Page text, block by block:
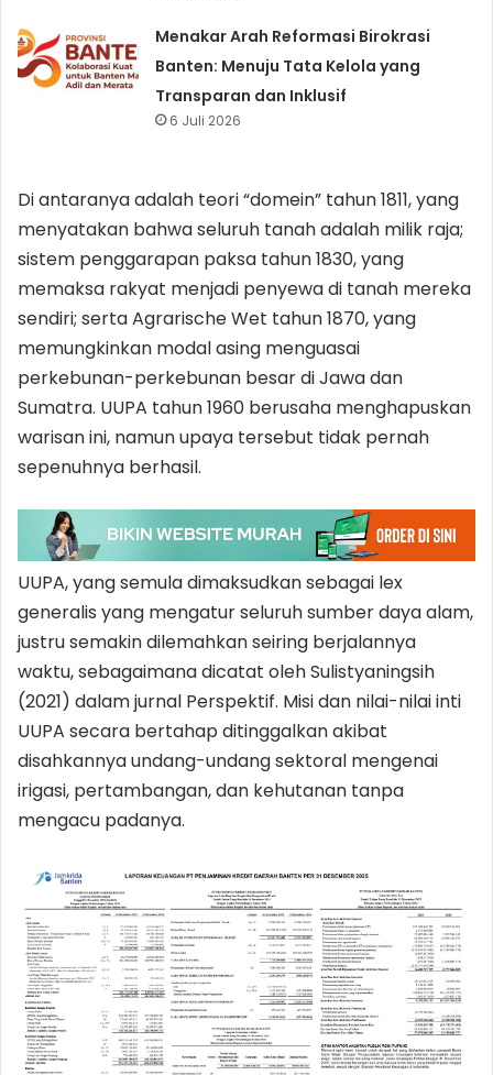
Menakar Arah Reformasi Birokrasi
Banten: Menuju Tata Kelola yang
Transparan dan Inklusif
6 Juli 2026
Di antaranya adalah teori “domein” tahun 1811, yang
menyatakan bahwa seluruh tanah adalah milik raja;
sistem penggarapan paksa tahun 1830, yang
memaksa rakyat menjadi penyewa di tanah mereka
sendiri; serta Agrarische Wet tahun 1870, yang
memungkinkan modal asing menguasai
perkebunan-perkebunan besar di Jawa dan
Sumatra. UUPA tahun 1960 berusaha menghapuskan
warisan ini, namun upaya tersebut tidak pernah
sepenuhnya berhasil.
UUPA, yang semula dimaksudkan sebagai lex
generalis yang mengatur seluruh sumber daya alam,
justru semakin dilemahkan seiring berjalannya
waktu, sebagaimana dicatat oleh Sulistyaningsih
(2021) dalam jurnal Perspektif. Misi dan nilai-nilai inti
UUPA secara bertahap ditinggalkan akibat
disahkannya undang-undang sektoral mengenai
irigasi, pertambangan, dan kehutanan tanpa
mengacu padanya.